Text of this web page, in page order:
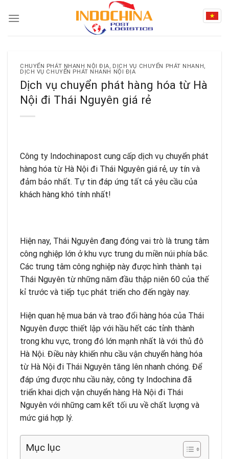
CHUYỂN PHÁT NHANH NỘI ĐỊA, DỊCH VỤ CHUYỂN PHÁT NHANH,
DỊCH VỤ CHUYỂN PHÁT NHANH NỘI ĐỊA
Dịch vụ chuyển phát hàng hóa từ Hà
Nội đi Thái Nguyên giá rẻ
Công ty Indochinapost cung cấp dịch vụ chuyển phát
hàng hóa từ Hà Nội đi Thái Nguyên giá rẻ, uy tín và
đảm bảo nhất. Tự tin đáp ứng tất cả yêu cầu của
khách hàng khó tính nhất!
Hiện nay, Thái Nguyên đang đóng vai trò là trung tâm
công nghiệp lớn ở khu vực trung du miền núi phía bắc.
Các trung tâm công nghiệp này được hình thành tại
Thái Nguyên từ những năm đầu thập niên 60 của thế
kỉ trước và tiếp tục phát triển cho đến ngày nay.
Hiện quan hệ mua bán và trao đổi hàng hóa của Thái
Nguyên được thiết lập với hầu hết các tỉnh thành
trong khu vực, trong đó lớn mạnh nhất là với thủ đô
Hà Nội. Điều này khiến nhu cầu vận chuyển hàng hóa
từ Hà Nội đi Thái Nguyên tăng lên nhanh chóng. Để
đáp ứng được nhu cầu này, công ty Indochina đã
triển khai dịch vận chuyển hàng Hà Nội đi Thái
Nguyên với những cam kết tối ưu về chất lượng và
mức giá hợp lý.
Mục lục